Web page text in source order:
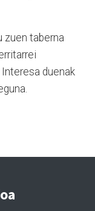
zuen taberna
duenak